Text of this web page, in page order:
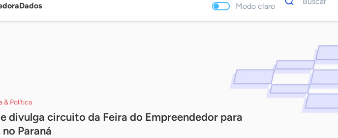
Dados Modo claro
para
& Política
divulga circuito da Feira do Empreendedor para
Paraná